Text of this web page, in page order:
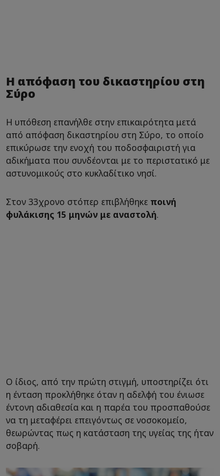
Η απόφαση του δικαστηρίου στη
Σύρο
Η υπόθεση επανήλθε στην επικαιρότητα μετά
από απόφαση δικαστηρίου στη Σύρο, το οποίο
επικύρωσε την ενοχή του ποδοσφαιριστή για
αδικήματα που συνδέονται με το περιστατικό με
αστυνομικούς στο κυκλαδίτικο νησί.
Στον 33χρονο στόπερ επιβλήθηκε ποινή
φυλάκισης 15 μηνών με αναστολή.
Ο ίδιος, από την πρώτη στιγμή, υποστηρίζει ότι
η ένταση προκλήθηκε όταν η αδελφή του ένιωσε
έντονη αδιαθεσία και η παρέα του προσπαθούσε
να τη μεταφέρει επειγόντως σε νοσοκομείο,
θεωρώντας πως η κατάσταση της υγείας της ήταν
σοβαρή.